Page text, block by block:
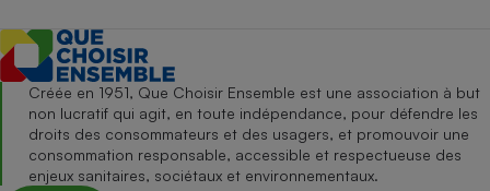
Créée en 1951, Que Choisir Ensemble est une association à but
non lucratif qui agit, en toute indépendance, pour défendre les
droits des consommateurs et des usagers, et promouvoir une
consommation responsable, accessible et respectueuse des
enjeux sanitaires, sociétaux et environnementaux.